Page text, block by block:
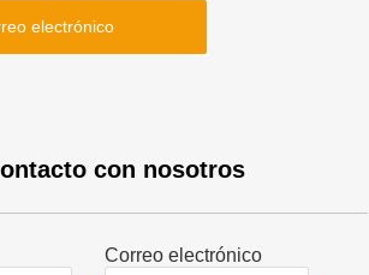
electrónico
con nosotros
Correo electrónico